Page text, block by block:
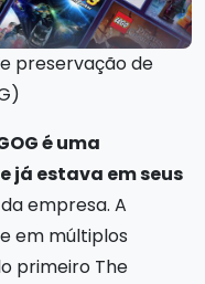
preservação de
é uma
já estava em seus
empresa. A
em múltiplos
primeiro The